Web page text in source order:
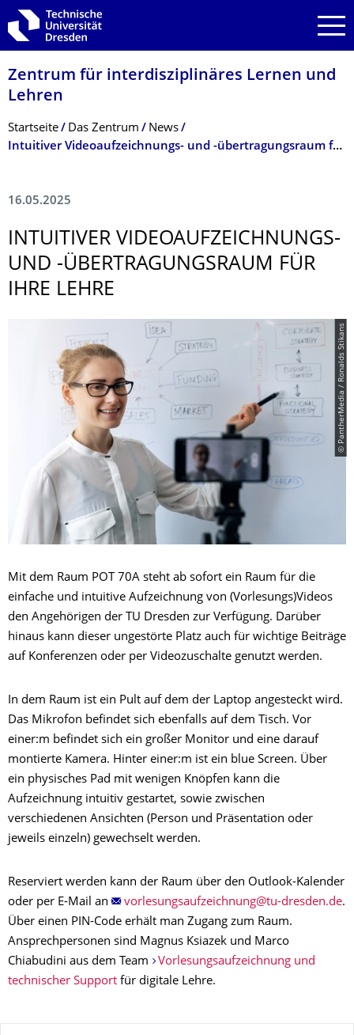
Zur Hauptnavigation springen
Zur Suche springen
Zum Inhalt springen
Zentrum für interdisziplinäres Lernen und
Lehren
Breadcrumb-Menü
Startseite Das Zentrum
News
Intuitiver Videoaufzeichnungs- und -übertragungsraum für Ihre Lehre
16.05.2025
INTUITIVER VIDEOAUFZEICH­NUNGS-
UND -ÜBERTRAGUNGS­RAUM FÜR
IHRE LEHRE
© PantherMedia / Ronalds Stikans
Mit dem Raum POT 70A steht ab sofort ein Raum für die
einfache und intuitive Aufzeichnung von (Vorlesungs)Videos
den Angehörigen der TU Dresden zur Verfügung. Darüber
hinaus kann dieser ungestörte Platz auch für wichtige Beiträge
auf Konferenzen oder per Videozuschalte genutzt werden.
In dem Raum ist ein Pult auf dem der Laptop angesteckt wird.
Das Mikrofon befindet sich ebenfalls auf dem Tisch. Vor
einer:m befindet sich ein großer Monitor und eine darauf
montierte Kamera. Hinter einer:m ist ein blue Screen. Über
ein physisches Pad mit wenigen Knöpfen kann die
Aufzeichnung intuitiv gestartet, sowie zwischen
verschiedenen Ansichten (Person und Präsentation oder
jeweils einzeln) gewechselt werden.
Reserviert werden kann der Raum über den Outlook-Kalender
oder per E-Mail an
.
Über einen PIN-Code erhält man Zugang zum Raum.
Ansprechpersonen sind Magnus Ksiazek und Marco
Chiabudini aus dem Team
Vorlesungsaufzeichnung und
technischer Support für digitale Lehre.